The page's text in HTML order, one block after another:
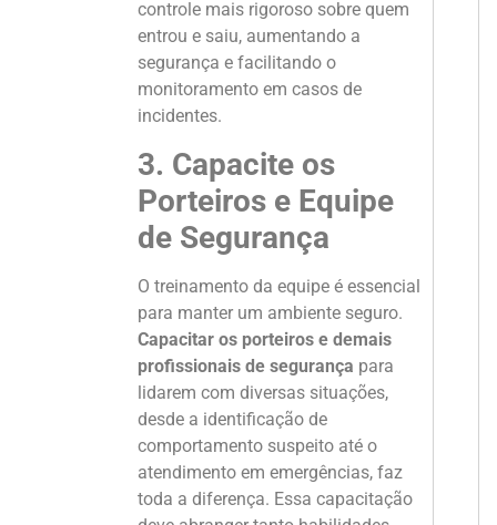
controle mais rigoroso sobre quem
entrou e saiu, aumentando a
segurança e facilitando o
monitoramento em casos de
incidentes.
3. Capacite os
Porteiros e Equipe
de Segurança
O treinamento da equipe é essencial
para manter um ambiente seguro.
Capacitar os porteiros e demais
profissionais de segurança para
lidarem com diversas situações,
desde a identificação de
comportamento suspeito até o
atendimento em emergências, faz
toda a diferença. Essa capacitação